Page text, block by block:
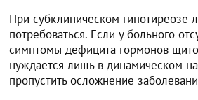
При субклиническом гипотиреозе
потребоваться. Если у больного
симптомы дефицита гормонов
нуждается лишь в динамическом
пропустить осложнение